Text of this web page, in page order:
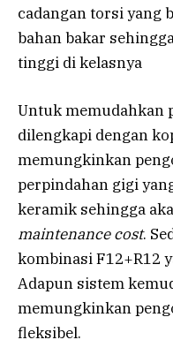
cadangan torsi yang
bahan bakar
tinggi di kelasnya
Untuk memudahkan
dilengkapi dengan
memungkinkan
perpindahan gigi
keramik sehingga
maintenance cost.
kombinasi F12+R12
Adapun sistem
memungkinkan
fleksibel.